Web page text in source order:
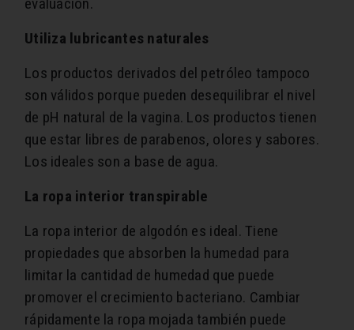
evaluación.
Utiliza lubricantes naturales
Los productos derivados del petróleo tampoco
son válidos porque pueden desequilibrar el nivel
de pH natural de la vagina. Los productos tienen
que estar libres de parabenos, olores y sabores.
Los ideales son a base de agua.
La ropa interior transpirable
La ropa interior de algodón es ideal. Tiene
propiedades que absorben la humedad para
limitar la cantidad de humedad que puede
promover el crecimiento bacteriano. Cambiar
rápidamente la ropa mojada también puede